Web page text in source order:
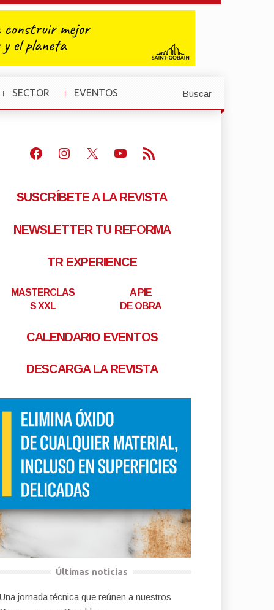
SECTOR
»
EVENTOS
»
Buscar
Facebook
Instagram
X Youtube
Feed RSS
SUSCRÍBETE A LA REVISTA
NEWSLETTER TU REFORMA
TR EXPERIENCE
MASTERCLAS
S XXL
A PIE
DE OBRA
CALENDARIO EVENTOS
DESCARGA LA REVISTA
Últimas noticias
Una jornada técnica que reúnen a nuestros